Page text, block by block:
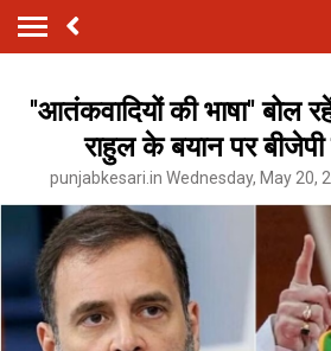
''आतंकवादियों की भाषा'' बोल
राहुल के बयान पर
punjabkesari.in Wednesday, May 20,